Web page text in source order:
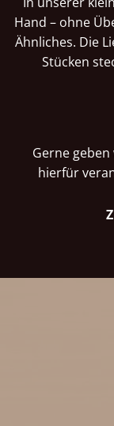
Hand – ohne
Ähnliches. Die
Stücken
Gerne
hierfür